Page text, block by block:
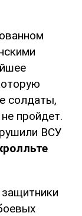
солдаты,
пройдет.
ВСУ